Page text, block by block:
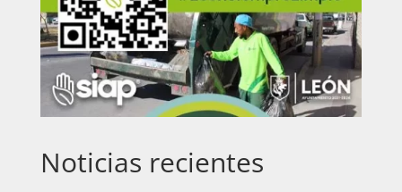
Noticias recientes